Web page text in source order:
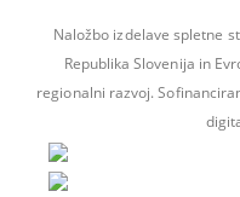
Naložbo izdelave spletne
Republika Slovenija in
regionalni razvoj.